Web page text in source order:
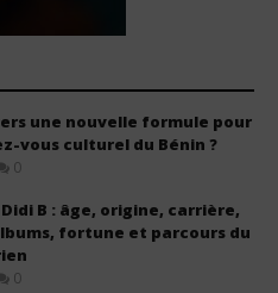
une nouvelle formule pour
vous culturel du Bénin ?
0
B : âge, origine, carrière,
fortune et parcours du
0